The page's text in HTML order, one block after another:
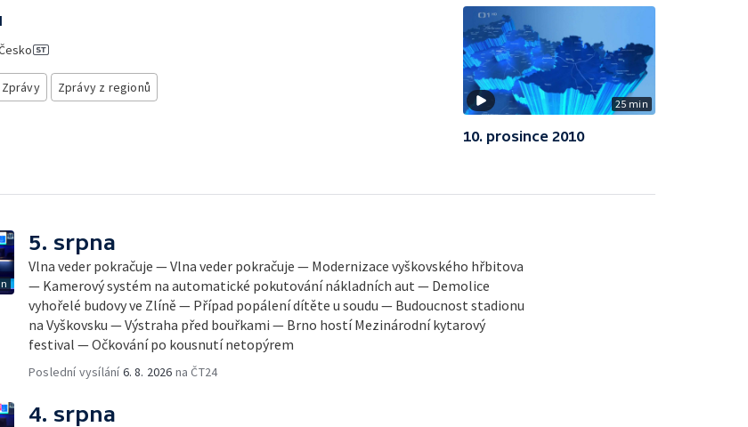
Zprávy Zprávy z regionů
25 min
10. prosince 2010
5. srpna
Vlna veder pokračuje — Vlna veder pokračuje — Modernizace vyškovského hřbitova
— Kamerový systém na automatické pokutování nákladních aut — Demolice
vyhořelé budovy ve Zlíně — Případ popálení dítěte u soudu — Budoucnost stadionu
na Vyškovsku — Výstraha před bouřkami — Brno hostí Mezinárodní kytarový
festival — Očkování po kousnutí netopýrem
Poslední vysílání6. 8. 2026 na ČT24
4. srpna